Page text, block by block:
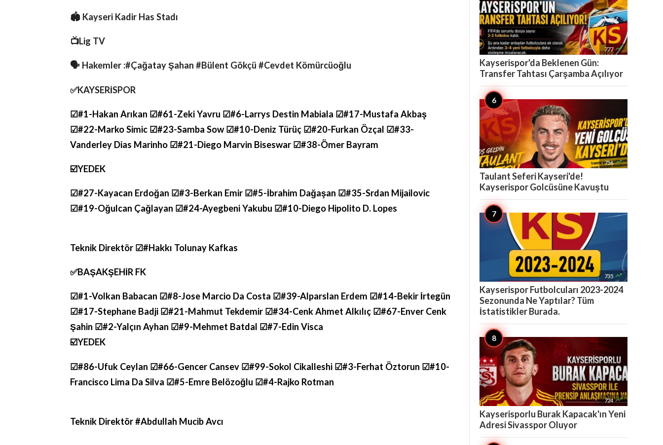
🏟️ Kayseri Kadir Has Stadı
📺Lig TV
🗣 Hakemler :#Çağatay Şahan #Bülent Gökçü #Cevdet Kömürcüoğlu
✅️KAYSERİSPOR
☑#1-Hakan Arıkan ☑#61-Zeki Yavru ☑#6-Larrys Destin Mabiala ☑#17-Mustafa Akbaş
☑#22-Marko Simic ☑#23-Samba Sow ☑#10-Deniz Türüç ☑#20-Furkan Özçal ☑#33-
Vanderley Dias Marinho ☑#21-Diego Marvin Biseswar ☑#38-Ömer Bayram
☑️YEDEK
☑#27-Kayacan Erdoğan ☑#3-Berkan Emir ☑#5-İbrahim Dağaşan ☑#35-Srdan Mijailovic
☑#19-Oğulcan Çağlayan ☑#24-Ayegbeni Yakubu ☑#10-Diego Hipolito D. Lopes
Teknik Direktör ☑#Hakkı Tolunay Kafkas
✅️BAŞAKŞEHİR FK
☑#1-Volkan Babacan ☑#8-Jose Marcio Da Costa ☑#39-Alparslan Erdem ☑#14-Bekir İrtegün
☑#17-Stephane Badji ☑#21-Mahmut Tekdemir ☑#34-Cenk Ahmet Alkılıç ☑#67-Enver Cenk
Şahin ☑#2-Yalçın Ayhan ☑#9-Mehmet Batdal ☑#7-Edin Visca
☑️YEDEK
☑#86-Ufuk Ceylan ☑#66-Gencer Cansev ☑#99-Sokol Cikalleshi ☑#3-Ferhat Öztorun ☑#10-
Francisco Lima Da Silva ☑#5-Emre Belözoğlu ☑#4-Rajko Rotman
Teknik Direktör #Abdullah Mucib Avcı
777 
Kayserispor'da Beklenen Gün:
Transfer Tahtası Çarşamba Açılıyor
756 
Taulant Seferi Kayseri'de!
Kayserispor Golcüsüne Kavuştu
735 
Kayserispor Futbolcuları 2023-2024
Sezonunda Ne Yaptılar? Tüm
İstatistikler Burada.
724 
Kayserisporlu Burak Kapacak'ın Yeni
Adresi Sivasspor Oluyor